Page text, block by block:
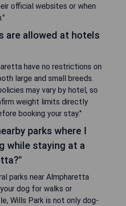
official websites or when
are allowed at hotels
have no restrictions on
large and small breeds.
may vary by hotel, so
weight limits directly
booking your stay."
parks where I
while staying at a
parks near Almpharetta
dog for walks or
Wills Park is not only dog-